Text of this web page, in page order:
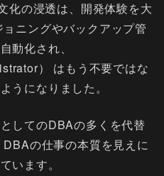
化の浸透は、開発体験を大
ニングやバックアップ管
動化され、
） はもう不要ではな
うになりました。
してのDBAの多くを代替
の仕事の本質を見えに
います。